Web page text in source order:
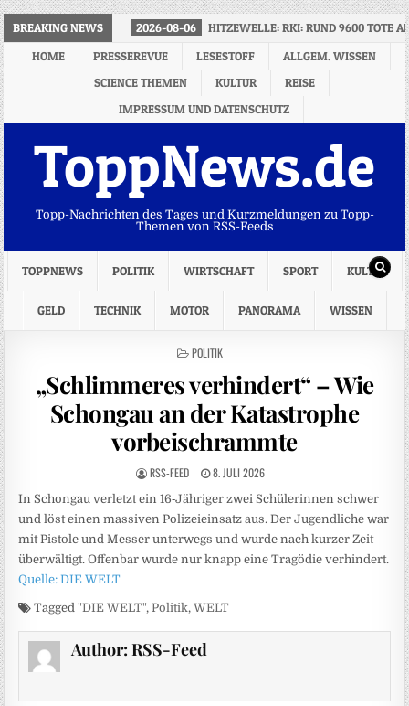
BREAKING NEWS 2026-08-06
HITZEWELLE: RKI: RUND 9600 TOTE
HOME
PRESSEREVUE LESESTOFF
ALLGEM. WISSEN
SCIENCE THEMEN
KULTUR
REISE
IMPRESSUM UND DATENSCHUTZ
ToppNews.de
Topp-Nachrichten des Tages und Kurzmeldungen zu Topp-
Themen von RSS-Feeds
TOPPNEWS POLITIK WIRTSCHAFT SPORT KULTUR
GELD TECHNIK MOTOR PANORAMA WISSEN
POSTED
POLITIK
„Schlimmeres verhindert“ – Wie
Schongau an der Katastrophe
vorbeischrammte
RSS-FEED 8. JULI 2026
In Schongau verletzt ein 16‑Jähriger zwei Schülerinnen schwer
und löst einen massiven Polizeieinsatz aus. Der Jugendliche war
mit Pistole und Messer unterwegs und wurde nach kurzer Zeit
überwältigt. Offenbar wurde nur knapp eine Tragödie verhindert.
Quelle: DIE WELT
Tagged"DIE WELT",Politik,WELT
Author: RSS-Feed